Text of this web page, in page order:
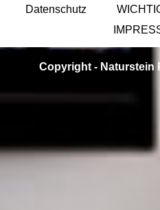
Datenschutz
Copyright - Naturstein